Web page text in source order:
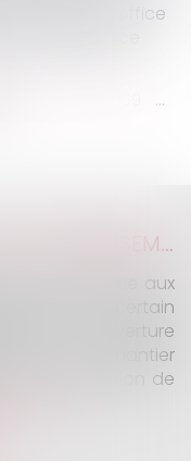
d’office
en assistance
...
ASSURANCE CONSTRUCTION : LE DÉPASSEMENT DU MONTANT MAXIMAL GARANTI PEUT EXCLURE TOUTE COUVERTURE
sa garantie aux
pas un certain
à la couverture
sur un chantier
l'extension de